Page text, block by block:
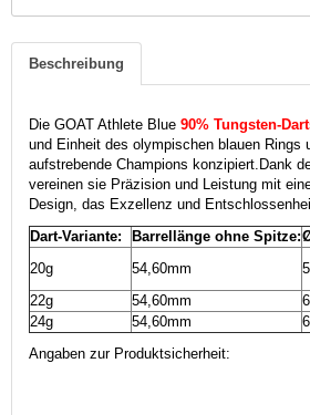
Beschreibung
Die GOAT Athlete Blue 90% Tungsten-
und Einheit des olympischen blauen Rings
aufstrebende Champions konzipiert. Dank
vereinen sie Präzision und Leistung mit
Design, das Exzellenz und
Dart-Variante:
Barrellänge ohne Spitze:
20g
54,60mm
22g
54,60mm
24g
54,60mm
Angaben zur Produktsicherheit: